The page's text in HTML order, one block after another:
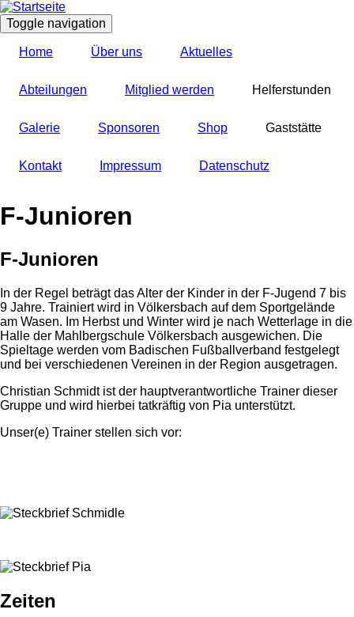
Direkt
zum
Inhalt
Toggle navigation
Home Über uns Aktuelles
Abteilungen Mitglied werden Helferstunden
Galerie Sponsoren Shop Gaststätte
Kontakt Impressum Datenschutz
F-Junioren
F-Junioren
In der Regel beträgt das Alter der Kinder in der F-Jugend 7 bis
9 Jahre. Trainiert wird in Völkersbach auf dem Sportgelände
am Wasen. Im Herbst und Winter wird je nach Wetterlage in die
Halle der Mahlbergschule Völkersbach ausgewichen. Die
Spieltage werden vom Badischen Fußballverband festgelegt
und bei verschiedenen Vereinen in der Region ausgetragen.
Christian Schmidt ist der hauptverantwortliche Trainer dieser
Gruppe und wird hierbei tatkräftig von Pia unterstützt.
Unser(e) Trainer stellen sich vor:
Zeiten